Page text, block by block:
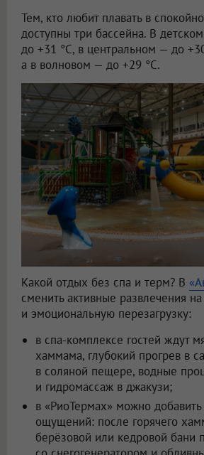
Тем, кто любит плавать в
доступны три бассейна. В
до +31 °C, в центральном — до
а в волновом — до +29 °C.
Какой отдых без спа и терм? В
сменить активные развлечения
и эмоциональную перезагрузку:
в спа-комплексе гостей ждут
хаммама, глубокий прогрев в
в соляной пещере, водные
и гидромассаж в джакузи;
в «РиоТермах» можно добавить
ощущений: после горячего
берёзовой или кедровой бани